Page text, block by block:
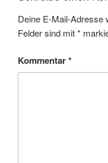
Deine E-Mail-Adresse
Felder sind mit*
Kommentar*